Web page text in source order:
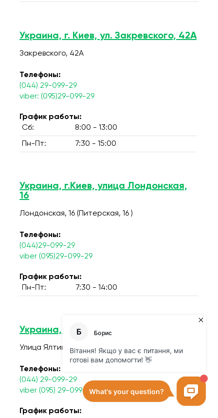
Украина, г. Киев, ул. Закревского, 42А
Закревского, 42А
Телефоны:
(044) 29-099-29
viber: (095)29-099-29
График работы:
Сб:
8:00 - 13:00
Пн-Пт: 7:30 - 15:00
Украина, г.Киев, улица Лондонская,
16
Лондонская, 16 (Питерская, 16 )
Телефоны:
(044)29-099-29
viber (095)29-099-29
График работы:
Пн-Пт:
7:30 - 14:00
Украина, г. Киев, улица Ялтинская, 8
Улица Ялтинская, 8
Телефоны:
(044) 29-099-29
viber (095) 29-099-29
График работы: